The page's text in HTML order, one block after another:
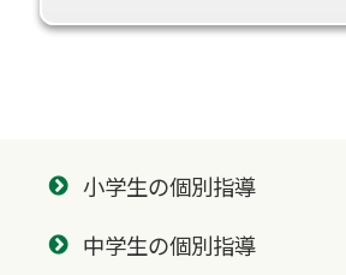
小学生の個別指導
中学生の個別指導